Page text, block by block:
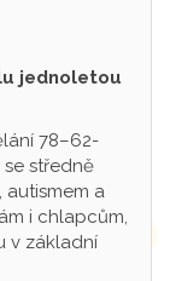
jednoletou
78–62-
středně
autismem a
i chlapcům,
v základní